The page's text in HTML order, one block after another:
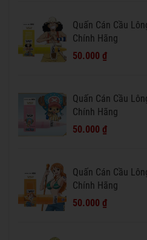
Quấn Cán Cầu
Chính Hãng
50.000 ₫
Quấn Cán Cầu
Chính Hãng
50.000 ₫
Quấn Cán Cầu
Chính Hãng
50.000 ₫